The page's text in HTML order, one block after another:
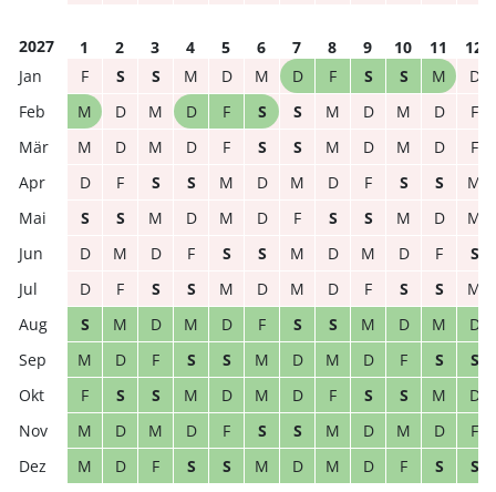
2027 1 2 3 4 5 6 7 8 9 10 11
12
F
S S M D M D F S S M
D
M
D M D F S S M D M D
F
M
D M D F S S M D M D
F
D
F S S M D M D F S S
M
S
S M D M D F S S M D
M
D
M D F S S M D M D F
S
D
F S S M D M D F S S
M
S
M D M D F S S M D M
D
M
D F S S M D M D F S
S
F
S S M D M D F S S M
D
M
D M D F S S M D M D
F
M
D F S S M D M D F S S